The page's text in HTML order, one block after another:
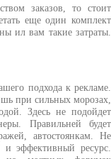
заказов, то стоит
еще один комплект
ил вам такие затраты.
подхода к рекламе.
при сильных морозах,
Здесь не подойдет
Правильней будет
автостоянкам. Не
и эффективный ресурс.